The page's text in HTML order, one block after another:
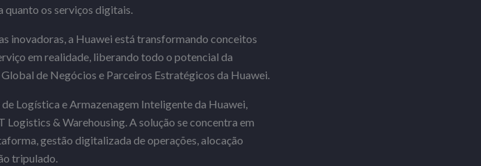
os serviços digitais.
inovadoras, a Huawei está transformando conceitos
em realidade, liberando todo o potencial da
de Negócios e Parceiros Estratégicos da Huawei.
Logística e Armazenagem Inteligente da Huawei,
& Warehousing. A solução se concentra em
gestão digitalizada de operações, alocação
tripulado.